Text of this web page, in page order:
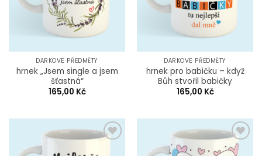
DÁRKOVÉ PŘEDMĚTY
hrnek „Jsem single a jsem
šťastná“
165,00 Kč
DÁRKOVÉ PŘEDMĚTY
hrnek pro babičku – když
Bůh stvořil babičky
165,00 Kč
Add to